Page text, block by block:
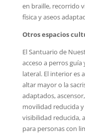
en braille, recorrido
física y aseos
Otros espacios
El Santuario de
acceso a perros
lateral. El interior es
altar mayor o la
adaptados,
movilidad reducida
visibilidad reducida,
para personas con